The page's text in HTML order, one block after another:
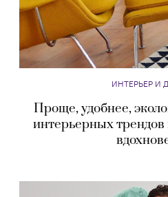
ИНТЕРЬЕР И
Проще, удобнее,
интерьерных трендов